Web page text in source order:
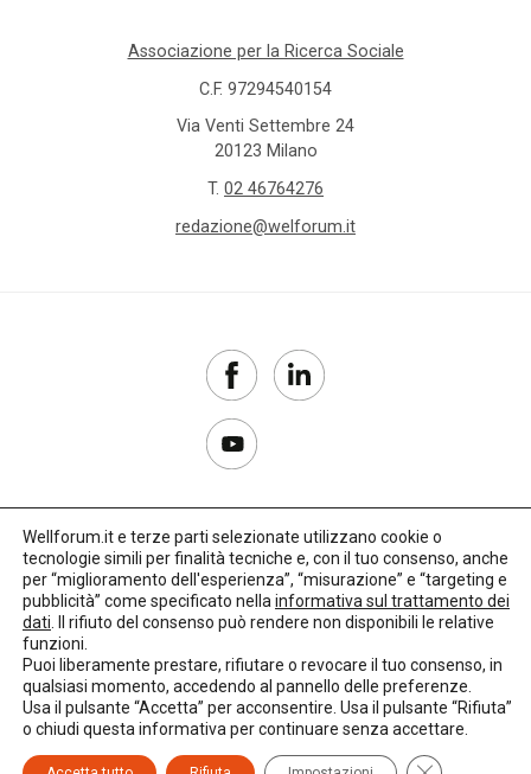
Associazione per la Ricerca Sociale
C.F. 97294540154
Via Venti Settembre 24
20123 Milano
T. 02 46764276
redazione@welforum.it
Copyright 2017–2026
Privacy Policy
Credits: LO Studio
Wellforum.it e terze parti selezionate utilizzano cookie o
tecnologie simili per finalità tecniche e, con il tuo consenso, anche
per “miglioramento dell'esperienza”, “misurazione” e “targeting e
pubblicità” come specificato nella informativa sul trattamento dei
dati . Il rifiuto del consenso può rendere non disponibili le relative
funzioni.
Puoi liberamente prestare, rifiutare o revocare il tuo consenso, in
qualsiasi momento, accedendo al pannello delle preferenze.
Usa il pulsante “Accetta” per acconsentire. Usa il pulsante “Rifiuta”
o chiudi questa informativa per continuare senza accettare.
Close GDPR